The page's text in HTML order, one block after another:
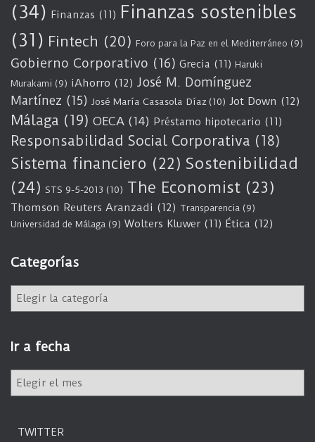
(34) Finanzas (11) Finanzas sostenibles
(31) Fintech (20) Foro para la Paz en el Mediterráneo (9)
Gobierno Corporativo (16) Grecia (11) Haruki
Murakami (9) iAhorro (12) José M. Domínguez
Martínez (15) José María Casasola Díaz (10) Jot Down (12)
Málaga (19) OECA (14) Préstamo hipotecario (11)
Responsabilidad Social Corporativa (18)
Sistema financiero (22) Sostenibilidad
(24) STS 9-5-2013 (10) The Economist (23)
Thomson Reuters Aranzadi (12) Transparencia (9)
Universidad de Málaga (9) Wolters Kluwer (11) Ética (12)
Categorías
e
g
o
í
Ir a fecha
TWITTER